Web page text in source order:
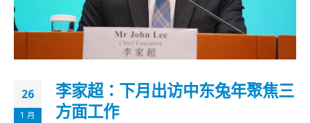
26
1 月
李家超：下月出访中东兔年聚焦三
方面工作